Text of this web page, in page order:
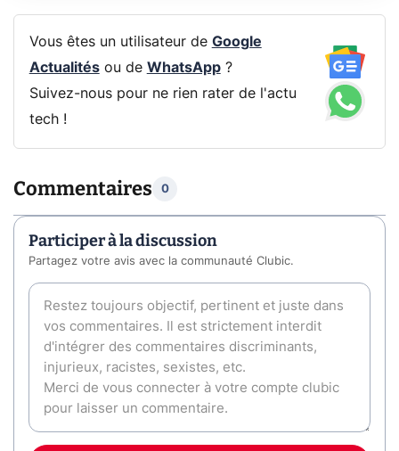
Vous êtes un utilisateur de Google
Actualitésou de WhatsApp?
Suivez-nous pour ne rien rater de l'actu
tech !
Commentaires 0
Participer à la discussion
Partagez votre avis avec la communauté Clubic.